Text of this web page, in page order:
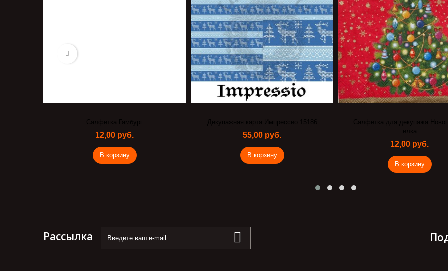
Салфетка Гамбург
12,00 руб.
В корзину
Декупажная карта Импрессио 15186
55,00 руб.
В корзину
Салфетка для декупажа
елка
12,00 руб.
В корзину
Рассылка